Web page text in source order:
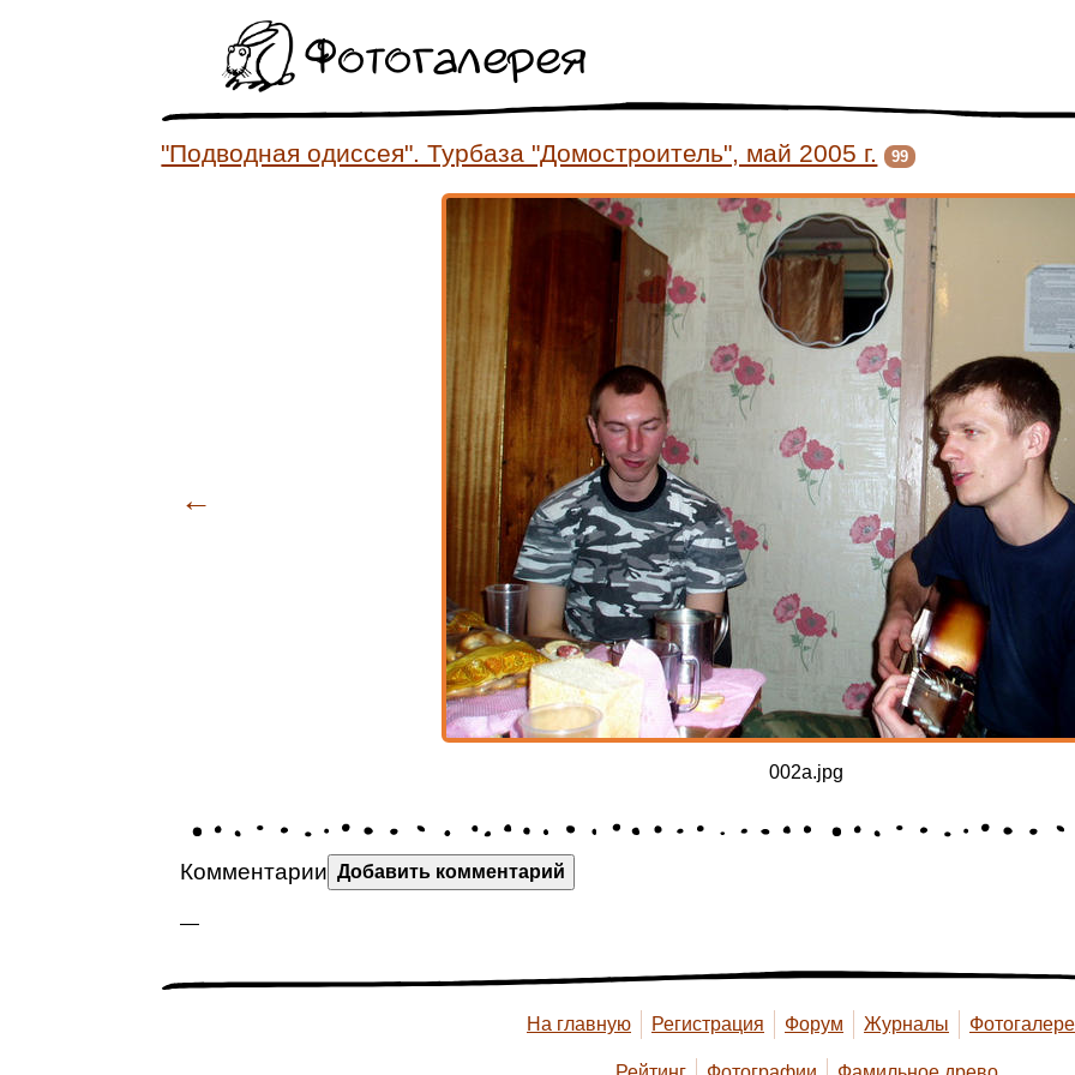
Фотогалерея
"Подводная одиссея". Турбаза "Домостроитель", май 2005 г. 99
←
002a.jpg
Комментарии Добавить комментарий
—
На главную Регистрация Форум Журналы